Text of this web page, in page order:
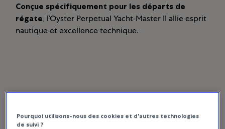
Conçue spécifiquement pour les départs de
régate, l’Oyster Perpetual Yacht‑Master II allie esprit
nautique et excellence technique.
Pourquoi utilisons-nous des cookies et d'autres technologies
de suivi ?